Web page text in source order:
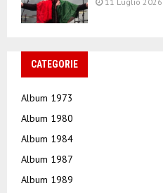
CATEGORIE
Album 1973
Album 1980
Album 1984
Album 1987
Album 1989